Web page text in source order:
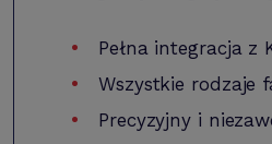
Pełna integracja z
Wszystkie rodzaje
Precyzyjny i